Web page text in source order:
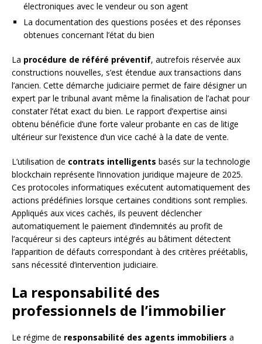
électroniques avec le vendeur ou son agent
La documentation des questions posées et des réponses
obtenues concernant l’état du bien
La procédure de référé préventif, autrefois réservée aux
constructions nouvelles, s’est étendue aux transactions dans
l’ancien. Cette démarche judiciaire permet de faire désigner un
expert par le tribunal avant même la finalisation de l’achat pour
constater l’état exact du bien. Le rapport d’expertise ainsi
obtenu bénéficie d’une forte valeur probante en cas de litige
ultérieur sur l’existence d’un vice caché à la date de vente.
L’utilisation de contrats intelligents basés sur la technologie
blockchain représente l’innovation juridique majeure de 2025.
Ces protocoles informatiques exécutent automatiquement des
actions prédéfinies lorsque certaines conditions sont remplies.
Appliqués aux vices cachés, ils peuvent déclencher
automatiquement le paiement d’indemnités au profit de
l’acquéreur si des capteurs intégrés au bâtiment détectent
l’apparition de défauts correspondant à des critères préétablis,
sans nécessité d’intervention judiciaire.
La responsabilité des
professionnels de l’immobilier
Le régime de responsabilité des agents immobiliers a